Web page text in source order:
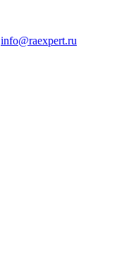
info@raexpert.ru